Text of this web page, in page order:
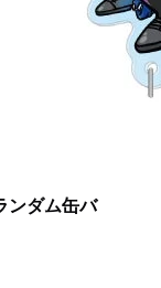
ンダム缶バ